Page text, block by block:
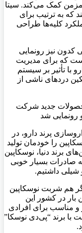
مزمن کمک می‌کند. سیتا
که به ترتیب برای
کلیه‌ها طراحی
کدون نیز رونمایی
که برای مدیریت
با تأثیر بر سیستم
دردهای ناشی از
پرند دارو، در
را خودمان تولید
برند دنیا، نوسکاپین
طی ۱/۵ سال گذشته صادرات بسیار خوبی
شیلی داشتیم.
هم شربت نوسکاپین
بار در کشور این
مناسب برای افرادی
با برند “پی‌دی نوسکا”